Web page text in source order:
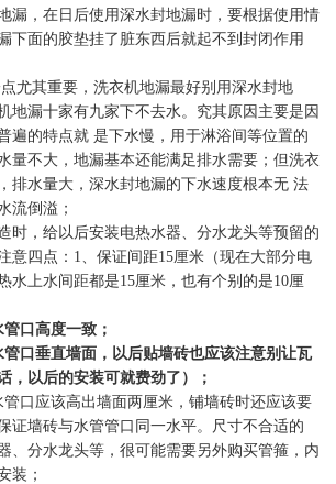
，在日后使用深水封地漏时，要根据使用情
下面的胶垫挂了脏东西后就起不到封闭作用
尤其重要，洗衣机地漏最好别用深水封地
地漏十家有九家下不去水。究其原因主要是因
遍的特点就 是下水慢，用于淋浴间等位置的
量不大，地漏基本还能满足排水需要；但洗衣
排水量大，深水封地漏的下水速度根本无 法
流倒溢；
，给以后安装电热水器、分水龙头等预留的
意四点： 1、保证间距15厘米（现在大部分电
水上水间距都是15厘米，也有个别的是10厘
口高度一致；
管口垂直墙面，以后贴墙砖也应该注意别让瓦
，以后的安装可就费劲了）；
管口应该高出墙面两厘米，铺墙砖时还应该要
证墙砖与水管管口同一水平。尺寸不合适的
、分水龙头等，很可能需要另外购买管箍，内
装；